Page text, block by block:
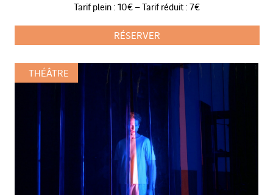
Tarif plein : 10€ – Tarif réduit : 7€
RÉSERVER
THÉÂTRE